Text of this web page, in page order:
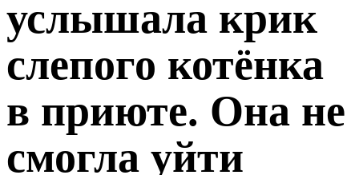
услышала крик
слепого котёнка
в приюте. Она не
смогла уйти